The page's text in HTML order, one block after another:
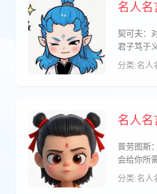
名人名
契可夫：
君子笃于
分类:名人
名人名
普劳图斯
会给你所
分类:名人